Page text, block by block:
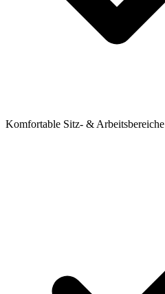
Komfortable Sitz- & Arbeitsbereiche